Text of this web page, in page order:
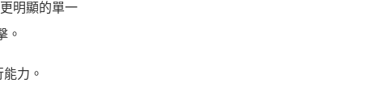
明顯的單一
。
力。